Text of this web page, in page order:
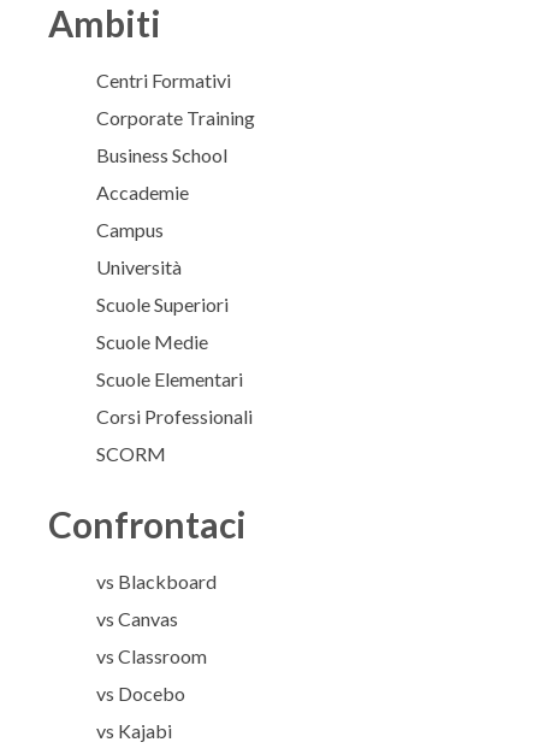
Ambiti
Centri Formativi
Corporate Training
Business School
Accademie
Campus
Università
Scuole Superiori
Scuole Medie
Scuole Elementari
Corsi Professionali
SCORM
Confrontaci
vs Blackboard
vs Canvas
vs Classroom
vs Docebo
vs Kajabi